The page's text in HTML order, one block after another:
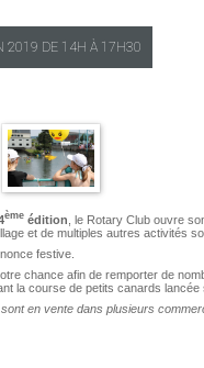
2019 DE 14H À 17H30
ème édition , le Rotary Club ouvre
et de multiples autres activités
festive.
chance afin de remporter de
la course de petits canards lancée
en vente dans plusieurs